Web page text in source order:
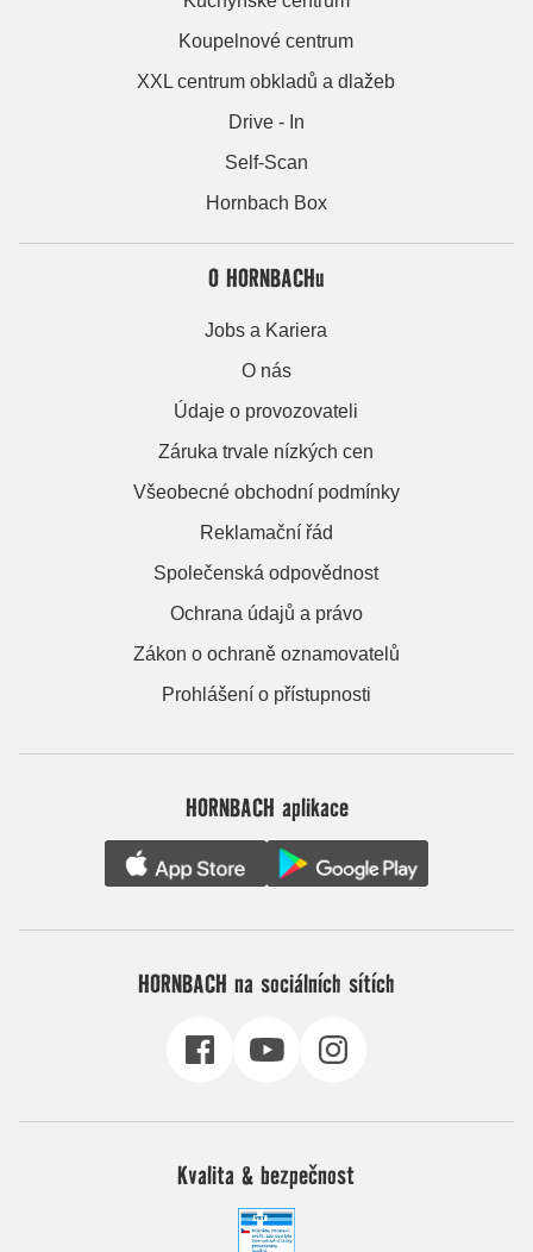
Koupelnové centrum
XXL centrum obkladů a dlažeb
Drive - In
Self-Scan
Hornbach Box
O HORNBACHu
Jobs a Kariera
O nás
Údaje o provozovateli
Záruka trvale nízkých cen
Všeobecné obchodní podmínky
Reklamační řád
Společenská odpovědnost
Ochrana údajů a právo
Zákon o ochraně oznamovatelů
Prohlášení o přístupnosti
HORNBACH aplikace
HORNBACH na sociálních sítích
Kvalita & bezpečnost